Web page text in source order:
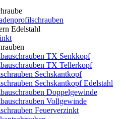
Edelstahl
TX Senkkopf
TX Tellerkopf
Sechskantkopf
Sechskantkopf Edelstahl
Doppelgewinde
Vollgewinde
Feuerverzinkt